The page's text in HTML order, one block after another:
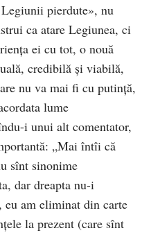
pierdute», nu
ca atare Legiunea, ci
ei cu tot, o nouă
credibilă şi viabilă,
nu va mai fi cu putinţă,
lume
i unui alt comentator,
„Mai întîi că
sînt sinonime
dar dreapta nu-i
am eliminat din carte
la prezent (care sînt